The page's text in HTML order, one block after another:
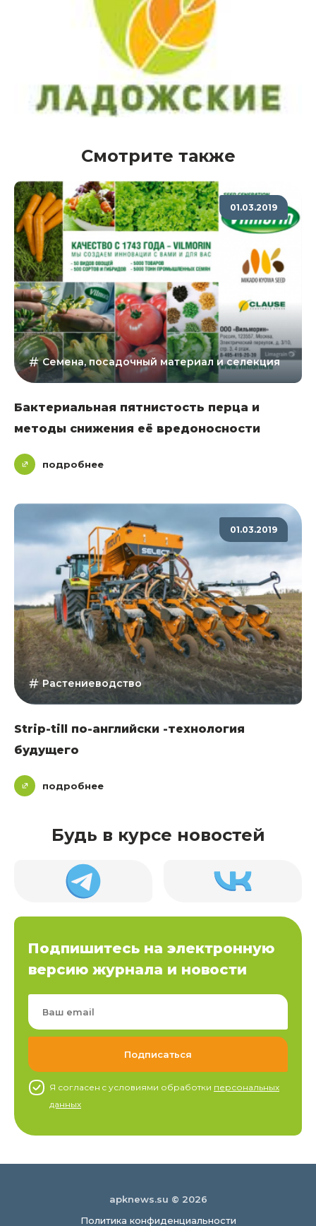
Смотрите также
01.03.2019
Семена, посадочный материал и селекция
Бактериальная пятнистость перца и
методы снижения её вредоносности
подробнее
01.03.2019
Растениеводство
Strip-till по-английски -технология
будущего
подробнее
Будь в курсе новостей
Подпишитесь на электронную
версию журнала и новости
Я согласен c условиями обработки персональных
данных
apknews.su © 2026
Политика конфиденциальности